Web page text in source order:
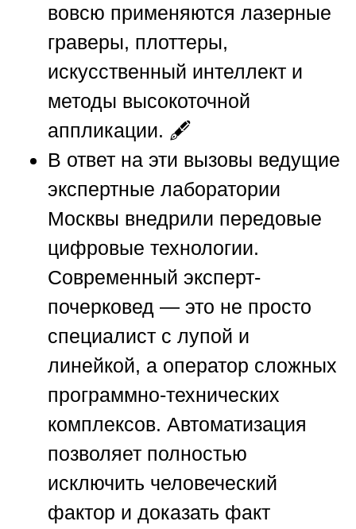
вовсю применяются лазерные
граверы, плоттеры,
искусственный интеллект и
методы высокоточной
аппликации. 🖋️
В ответ на эти вызовы ведущие
экспертные лаборатории
Москвы внедрили передовые
цифровые технологии.
Современный эксперт-
почерковед — это не просто
специалист с лупой и
линейкой, а оператор сложных
программно-технических
комплексов. Автоматизация
позволяет полностью
исключить человеческий
фактор и доказать факт